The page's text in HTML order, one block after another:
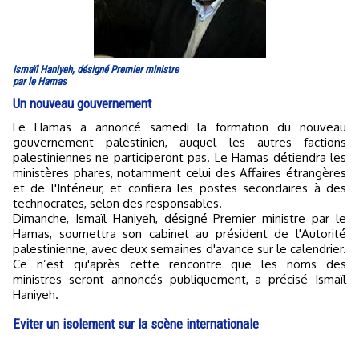
Ismaïl Haniyeh, désigné Premier ministre
par le Hamas
Un nouveau gouvernement
Le Hamas a annoncé samedi la formation du nouveau
gouvernement palestinien, auquel les autres factions
palestiniennes ne participeront pas. Le Hamas détiendra les
ministères phares, notamment celui des Affaires étrangères
et de l'Intérieur, et confiera les postes secondaires à des
technocrates, selon des responsables.
Dimanche, Ismaïl Haniyeh, désigné Premier ministre par le
Hamas, soumettra son cabinet au président de l'Autorité
palestinienne, avec deux semaines d'avance sur le calendrier.
Ce n’est qu'après cette rencontre que les noms des
ministres seront annoncés publiquement, a précisé Ismaïl
Haniyeh.
Eviter un isolement sur la scène internationale